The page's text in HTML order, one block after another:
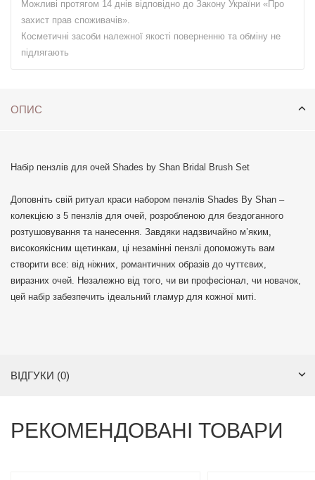
Можливі протягом 14 днів відповідно до Закону України «Про
захист прав споживачів».
Косметичні засоби належної якості поверненню та обміну не
підлягають
ОПИС
Набір пензлів для очей Shades by Shan Bridal Brush Set
Доповніть свій ритуал краси набором пензлів Shades By Shan –
колекцією з 5 пензлів для очей, розробленою для бездоганного
розтушовування та нанесення. Завдяки надзвичайно м’яким,
високоякісним щетинкам, ці незамінні пензлі допоможуть вам
створити все: від ніжних, романтичних образів до чуттєвих,
виразних очей. Незалежно від того, чи ви професіонал, чи новачок,
цей набір забезпечить ідеальний гламур для кожної миті.
ВІДГУКИ (0)
РЕКОМЕНДОВАНІ ТОВАРИ